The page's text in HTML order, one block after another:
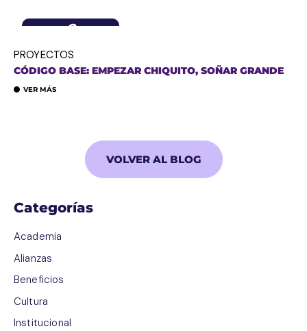
2
2025
PROYECTOS
CÓDIGO BASE: EMPEZAR CHIQUITO, SOÑAR GRANDE
VER MÁS
VOLVER AL BLOG
Categorías
Academia
Alianzas
Beneficios
Cultura
Institucional